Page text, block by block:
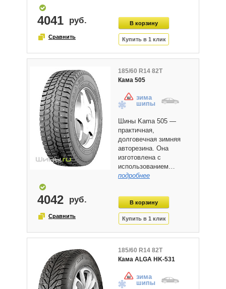
4041
185/60 R14 82T
Кама 505
зима
шипы
Шины Kama 505 —
практичная,
долговечная зимняя
авторезина. Она
изготовлена с
использованием…
подробнее
4042
185/60 R14 82T
Кама ALGA HK-531
зима
шипы